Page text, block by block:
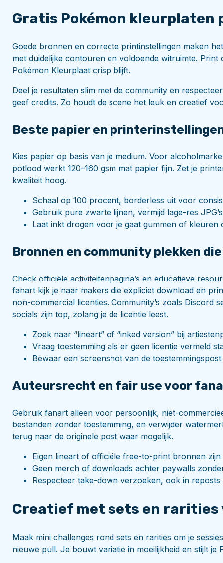
Gratis Pokémon kleurplaten
Goede bronnen en correcte printinstellingen maken
met duidelijke contouren en voldoende witruimte.
Pokémon Kleurplaat crisp blijft.
Deel je resultaten slim met de community en
geef credits. Zo houdt de scene het leuk en creatief
Beste papier en
Kies papier op basis van je medium. Voor
potlood werkt 120–160 gsm mat papier fijn. Zet je
kwaliteit hoog.
Schaal op 100 procent, borderless uit voor
Gebruik pure zwarte lijnen, vermijd lage-res
Laat inkt drogen voor je gaat gummen of kleuren
Bronnen en community plekken
Check officiële activiteitenpagina’s en educatieve
fanart kijk je naar makers die expliciet download en
non-commercial licenties. Community’s zoals Discord
socials zijn top, zolang je de licentie leest.
Zoek naar “lineart” of “inked version” bij
Vraag toestemming als er geen licentie vermeld
Bewaar een screenshot van de
Auteursrecht en fair use voor
Gebruik fanart alleen voor persoonlijk, niet-
bestanden zonder toestemming, en verwijder
terug naar de originele post waar mogelijk.
Eigen lineart of officiële free-to-print bronnen zijn
Geen merch of downloads achter paywalls
Respecteer take-down verzoeken, ook in
Creatief met sets en rarities
Maak mini challenges rond sets en rarities om je
nieuwe pull. Je bouwt variatie in moeilijkheid en stijlt